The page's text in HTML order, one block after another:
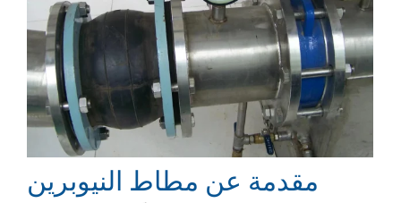
مقدمة عن مطاط النيوبرين